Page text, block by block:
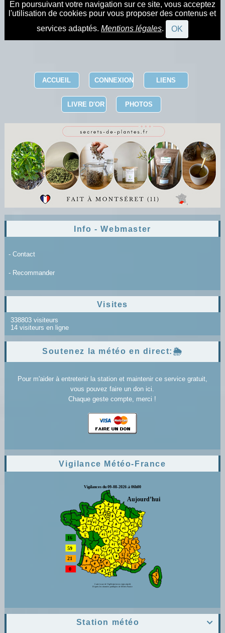
En poursuivant votre navigation sur ce site, vous acceptez
l'utilisation de cookies pour vous proposer des contenus et
services adaptés. Mentions légales. OK
ACCUEIL CONNEXION LIENS
LIVRE D'OR PHOTOS
Info - Webmaster
- Contact
- Recommander
Visites
338803 visiteurs
14 visiteurs en ligne
Soutenez la météo en direct:🌦️
Pour m'aider à entretenir la station et maintenir ce service gratuit,
vous pouvez faire un don ici.
Chaque geste compte, merci !
Vigilance Météo-France

Station météo